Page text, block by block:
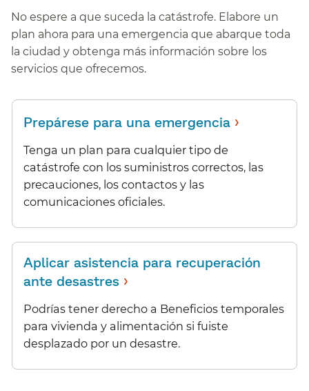
No espere a que suceda la catástrofe. Elabore un
plan ahora para una emergencia que abarque toda
la ciudad y obtenga más información sobre los
servicios que ofrecemos.​​
Prepárese para una emergencia ›
Tenga un plan para cualquier tipo de
catástrofe con los suministros correctos, las
precauciones, los contactos y las
comunicaciones oficiales.​​
Aplicar asistencia para recuperación
ante desastres ›
Podrías tener derecho a Beneficios temporales
para vivienda y alimentación si fuiste
desplazado por un desastre.​​